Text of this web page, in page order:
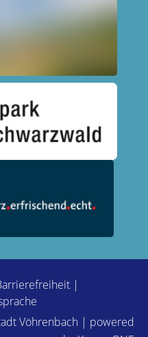
|
Vöhrenbach | powered